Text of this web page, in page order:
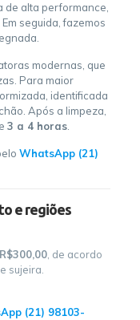
de alta performance,
seguida, fazemos
modernas, que
Para maior
identificada
Após a limpeza,
3 a 4 horas.
WhatsApp (21)
e regiões
, de acordo
sujeira.
(21) 98103-